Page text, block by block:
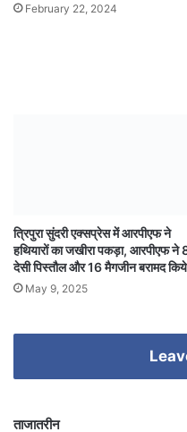
February 22, 2024
त्रिपुरा सुंदरी एक्सप्रेस में आरपीएफ ने
हथियारों का जखीरा पकड़ा, आरपीएफ ने
देसी पिस्तौल और 16 मैगजीन बरामद किये
May 9, 2025
ताजातरीन